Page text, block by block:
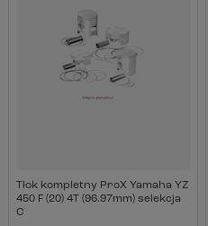
Tłok kompletny ProX Yamaha YZ
450 F (20) 4T (96.97mm) selekcja
C